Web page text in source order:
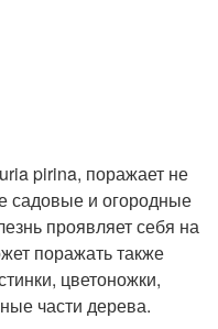
pirina, поражает не
садовые и огородные
проявляет себя на
поражать также
цветоножки,
части дерева.